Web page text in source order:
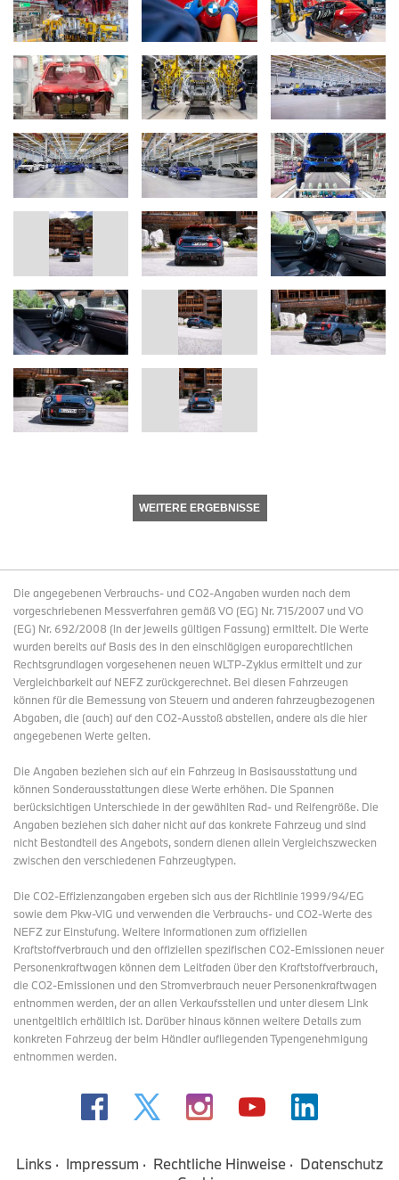
WEITERE ERGEBNISSE
Die angegebenen Verbrauchs- und CO2-Angaben wurden nach dem
vorgeschriebenen Messverfahren gemäß VO (EG) Nr. 715/2007 und VO
(EG) Nr. 692/2008 (in der jeweils gültigen Fassung) ermittelt. Die Werte
wurden bereits auf Basis des in den einschlägigen europarechtlichen
Rechtsgrundlagen vorgesehenen neuen WLTP-Zyklus ermittelt und zur
Vergleichbarkeit auf NEFZ zurückgerechnet. Bei diesen Fahrzeugen
können für die Bemessung von Steuern und anderen fahrzeugbezogenen
Abgaben, die (auch) auf den CO2-Ausstoß abstellen, andere als die hier
angegebenen Werte gelten.
Die Angaben beziehen sich auf ein Fahrzeug in Basisausstattung und
können Sonderausstattungen diese Werte erhöhen. Die Spannen
berücksichtigen Unterschiede in der gewählten Rad- und Reifengröße. Die
Angaben beziehen sich daher nicht auf das konkrete Fahrzeug und sind
nicht Bestandteil des Angebots, sondern dienen allein Vergleichszwecken
zwischen den verschiedenen Fahrzeugtypen.
Die CO2-Effizienzangaben ergeben sich aus der Richtlinie 1999/94/EG
sowie dem Pkw-VIG und verwenden die Verbrauchs- und CO2-Werte des
NEFZ zur Einstufung. Weitere Informationen zum offiziellen
Kraftstoffverbrauch und den offiziellen spezifischen CO2-Emissionen neuer
Personenkraftwagen können dem Leitfaden über den Kraftstoffverbrauch,
die CO2-Emissionen und den Stromverbrauch neuer Personenkraftwagen
entnommen werden, der an allen Verkaufsstellen und unter diesem Link
unentgeltlich erhältlich ist. Darüber hinaus können weitere Details zum
konkreten Fahrzeug der beim Händler aufliegenden Typengenehmigung
entnommen werden.
Links Impressum Rechtliche Hinweise
Datenschutz